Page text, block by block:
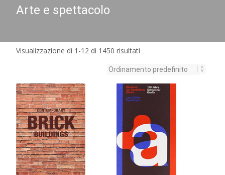
Arte e spettacolo
Visualizzazione di 1-12 di 1450 risultati